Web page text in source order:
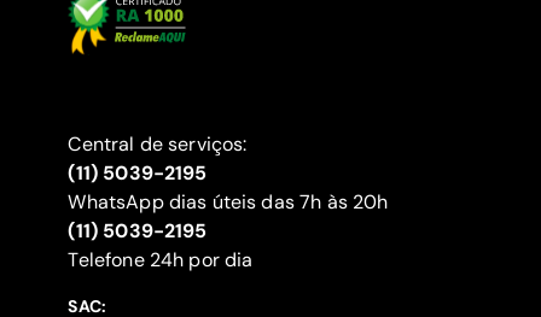
Central de serviços:
(11) 5039-2195
WhatsApp dias úteis das 7h às 20h
(11) 5039-2195
‍Telefone 24h por dia
SAC: